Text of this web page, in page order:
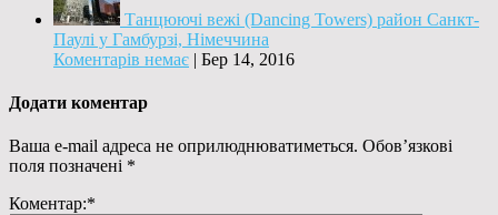
Танцюючі вежі (Dancing Towers) район Санкт-
Паулі у Гамбурзі, Німеччина
Коментарів немає | Бер 14, 2016
Додати коментар
Ваша e-mail адреса не оприлюднюватиметься. Обов’язкові
поля позначені *
Коментар:*